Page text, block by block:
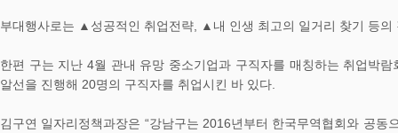
부대행사로는 ▲성공적인 취업전략, ▲내 인생 최고의 일거리 찾기 등
한편 구는 지난 4월 관내 유망 중소기업과 구직자를 매칭하는 취업박
알선을 진행해 20명의 구직자를 취업시킨 바 있다.
김구연 일자리정책과장은 “강남구는 2016년부터 한국무역협회와 공